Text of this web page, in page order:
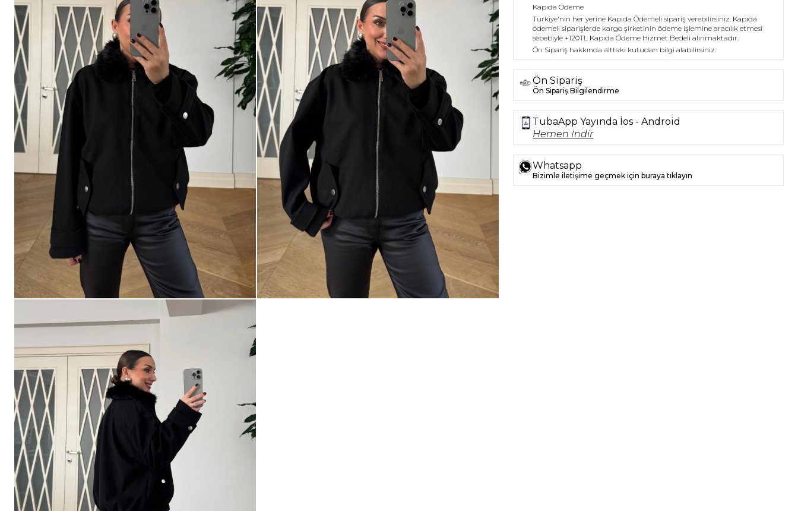
Kapıda Ödeme
Türkiye'nin her yerine Kapıda Ödemeli sipariş verebilirsiniz. Kapıda
ödemeli siparişlerde kargo şirketinin ödeme işlemine aracılık etmesi
sebebiyle +120TL Kapıda Ödeme Hizmet Bedeli alınmaktadır.
Ön Sipariş hakkında alttaki kutudan bilgi alabilirsiniz.
Ön Sipariş
Ön Sipariş Bilgilendirme
TubaApp Yayında İos - Android
Hemen İndir
Whatsapp
Bizimle iletişime geçmek için buraya tıklayın